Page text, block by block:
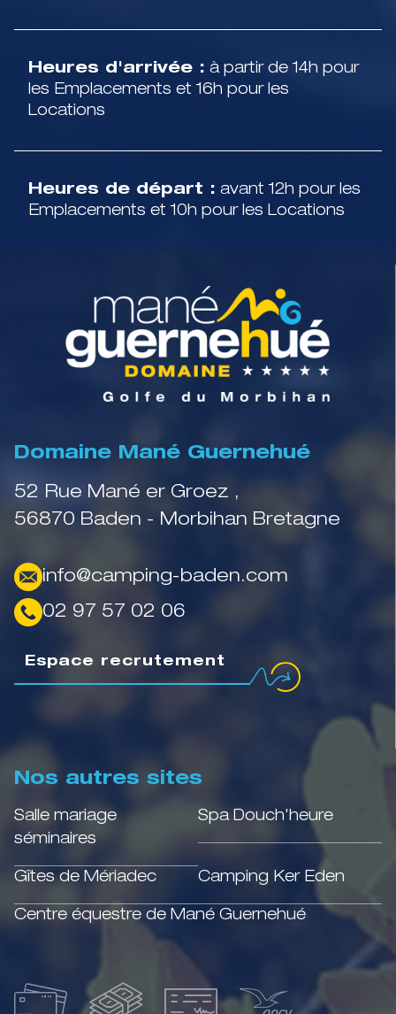
Heures d'arrivée : à partir de 14h pour
les Emplacements et 16h pour les
Locations
Heures de départ : avant 12h pour les
Emplacements et 10h pour les Locations
Domaine Mané Guernehué
52 Rue Mané er Groez ,
56870 Baden - Morbihan Bretagne
info@camping-baden.com
02 97 57 02 06
Espace recrutement
Nos autres sites
Salle mariage
séminaires
Spa Douch'heure
Gîtes de Mériadec Camping Ker Eden
Centre équestre de Mané Guernehué